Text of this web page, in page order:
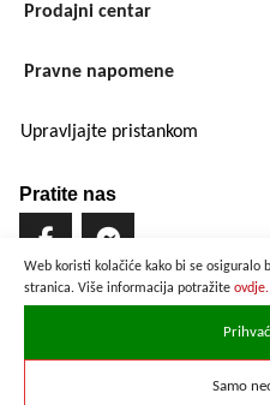
Web koristi kolačiće kako bi se osiguralo
stranica. Više informacija potražite ovdje.
Samo
Prodajni centar
Pravne napomene
Upravljajte pristankom
Pratite nas
Brzo i sigurno plaćanje
Prikazane cijene su